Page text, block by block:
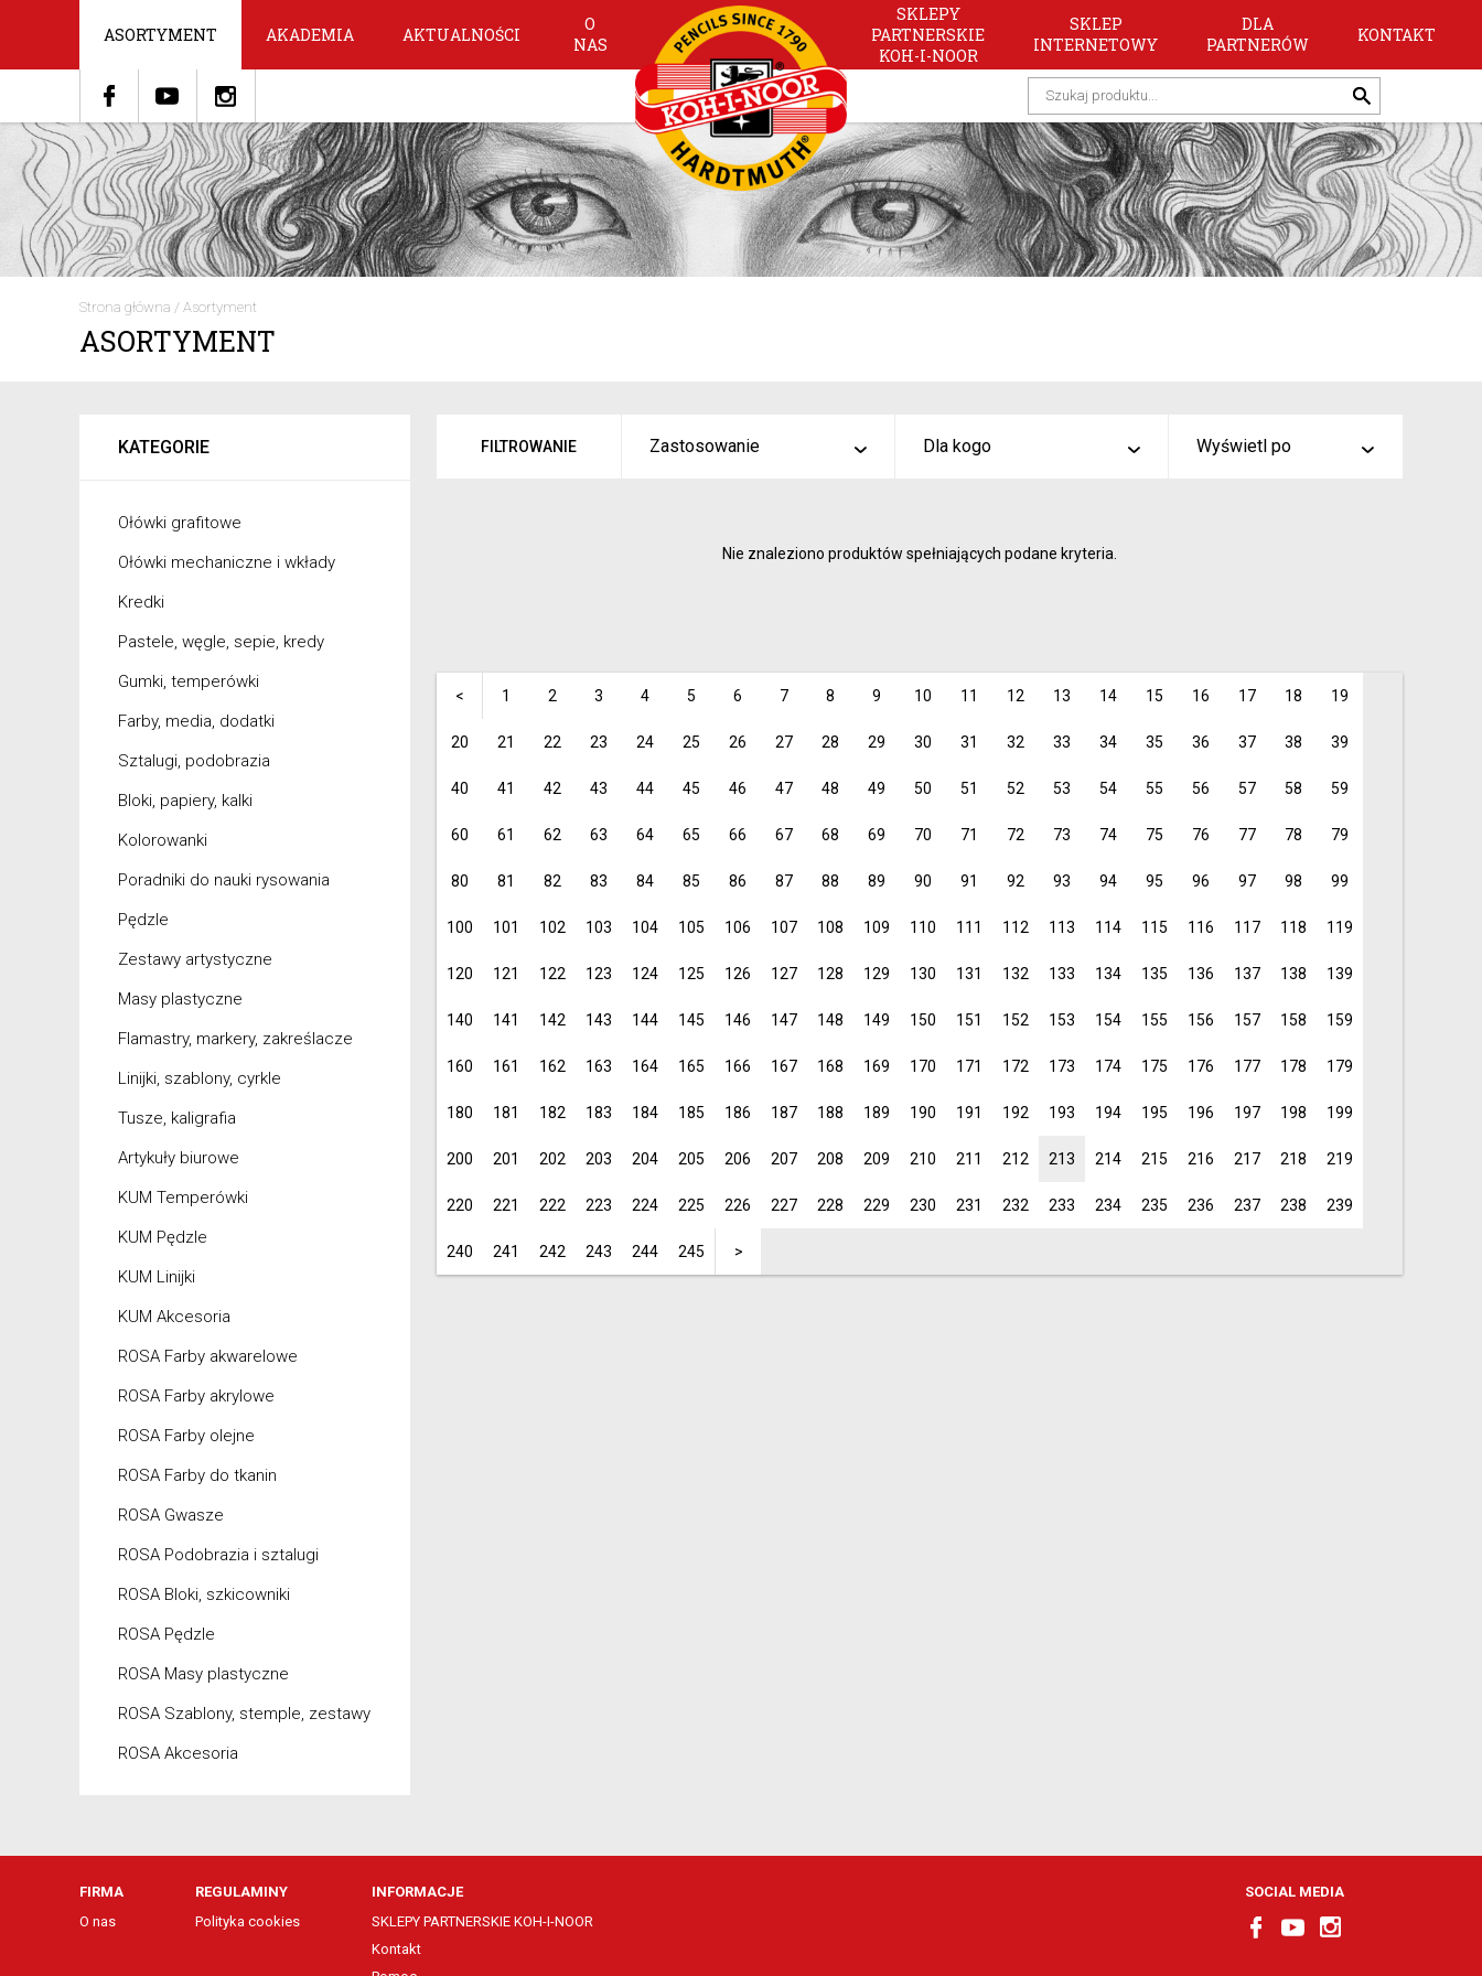
ASORTYMENT AKADEMIA AKTUALNOŚCI
O
NAS
SKLEPY
PARTNERSKIE
KOH-I-NOOR
SKLEP
INTERNETOWY
DLA
PARTNERÓW
KONTAKT
Strona główna / Asortyment
ASORTYMENT
FILTROWANIE Zastosowanie Dla kogo Wyświetl po
Nie znaleziono produktów spełniających podane kryteria.
< 1 2 3 4 5 6 7 8 9 10 11 12 13 14 15 16 17 18 19
20 21 22 23 24 25 26 27 28 29 30 31 32 33 34 35 36 37 38 39
40 41 42 43 44 45 46 47 48 49 50 51 52 53 54 55 56 57 58 59
60 61 62 63 64 65 66 67 68 69 70 71 72 73 74 75 76 77 78 79
80 81 82 83 84 85 86 87 88 89 90 91 92 93 94 95 96 97 98 99
100 101 102 103 104 105 106 107 108 109 110 111 112 113 114 115 116 117 118 119
120 121 122 123 124 125 126 127 128 129 130 131 132 133 134 135 136 137 138 139
140 141 142 143 144 145 146 147 148 149 150 151 152 153 154 155 156 157 158 159
160 161 162 163 164 165 166 167 168 169 170 171 172 173 174 175 176 177 178 179
180 181 182 183 184 185 186 187 188 189 190 191 192 193 194 195 196 197 198 199
200 201 202 203 204 205 206 207 208 209 210 211 212 213 214 215 216 217 218 219
220 221 222 223 224 225 226 227 228 229 230 231 232 233 234 235 236 237 238 239
240 241 242 243 244 245 >
KATEGORIE
Ołówki grafitowe
Ołówki mechaniczne i wkłady
Kredki
Pastele, węgle, sepie, kredy
Gumki, temperówki
Farby, media, dodatki
Sztalugi, podobrazia
Bloki, papiery, kalki
Kolorowanki
Poradniki do nauki rysowania
Pędzle
Zestawy artystyczne
Masy plastyczne
Flamastry, markery, zakreślacze
Linijki, szablony, cyrkle
Tusze, kaligrafia
Artykuły biurowe
KUM Temperówki
KUM Pędzle
KUM Linijki
KUM Akcesoria
ROSA Farby akwarelowe
ROSA Farby akrylowe
ROSA Farby olejne
ROSA Farby do tkanin
ROSA Gwasze
ROSA Podobrazia i sztalugi
ROSA Bloki, szkicowniki
ROSA Pędzle
ROSA Masy plastyczne
ROSA Szablony, stemple, zestawy
ROSA Akcesoria
FIRMA
O nas
REGULAMINY
Polityka cookies
INFORMACJE
SKLEPY PARTNERSKIE KOH-I-NOOR
Kontakt
SOCIAL MEDIA